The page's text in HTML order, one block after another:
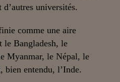
universités.
comme une aire
le Bangladesh, le
Myanmar, le Népal, le
bien entendu, l’Inde.